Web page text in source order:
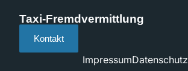
Taxi-Fremdvermittlung
Kontakt
ImpressumDatenschutz